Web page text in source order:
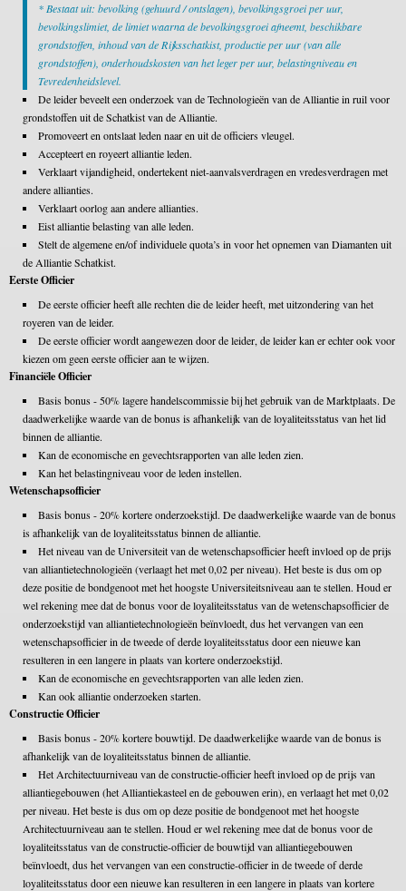
* Bestaat uit: bevolking (gehuurd / ontslagen), bevolkingsgroei per uur,
bevolkingslimiet, de limiet waarna de bevolkingsgroei afneemt, beschikbare
grondstoffen, inhoud van de Rijksschatkist, productie per uur (van alle
grondstoffen), onderhoudskosten van het leger per uur, belastingniveau en
Tevredenheidslevel.
De leider beveelt een onderzoek van de Technologieën van de Alliantie in ruil voor
grondstoffen uit de Schatkist van de Alliantie.
Promoveert en ontslaat leden naar en uit de officiers vleugel.
Accepteert en royeert alliantie leden.
Verklaart vijandigheid, ondertekent niet-aanvalsverdragen en vredesverdragen met
andere allianties.
Verklaart oorlog aan andere allianties.
Eist alliantie belasting van alle leden.
Stelt de algemene en/of individuele quota’s in voor het opnemen van Diamanten uit
de Alliantie Schatkist.
Eerste Officier
De eerste officier heeft alle rechten die de leider heeft, met uitzondering van het
royeren van de leider.
De eerste officier wordt aangewezen door de leider, de leider kan er echter ook voor
kiezen om geen eerste officier aan te wijzen.
Financiële Officier
Basis bonus - 50% lagere handelscommissie bij het gebruik van de Marktplaats. De
daadwerkelijke waarde van de bonus is afhankelijk van de loyaliteitsstatus van het lid
binnen de alliantie.
Kan de economische en gevechtsrapporten van alle leden zien.
Kan het belastingniveau voor de leden instellen.
Wetenschapsofficier
Basis bonus - 20% kortere onderzoekstijd. De daadwerkelijke waarde van de bonus
is afhankelijk van de loyaliteitsstatus binnen de alliantie.
Het niveau van de Universiteit van de wetenschapsofficier heeft invloed op de prijs
van alliantietechnologieën (verlaagt het met 0,02 per niveau). Het beste is dus om op
deze positie de bondgenoot met het hoogste Universiteitsniveau aan te stellen. Houd er
wel rekening mee dat de bonus voor de loyaliteitsstatus van de wetenschapsofficier de
onderzoekstijd van alliantietechnologieën beïnvloedt, dus het vervangen van een
wetenschapsofficier in de tweede of derde loyaliteitsstatus door een nieuwe kan
resulteren in een langere in plaats van kortere onderzoekstijd.
Kan de economische en gevechtsrapporten van alle leden zien.
Kan ook alliantie onderzoeken starten.
Constructie Officier
Basis bonus - 20% kortere bouwtijd. De daadwerkelijke waarde van de bonus is
afhankelijk van de loyaliteitsstatus binnen de alliantie.
Het Architectuurniveau van de constructie-officier heeft invloed op de prijs van
alliantiegebouwen (het Alliantiekasteel en de gebouwen erin), en verlaagt het met 0,02
per niveau. Het beste is dus om op deze positie de bondgenoot met het hoogste
Architectuurniveau aan te stellen. Houd er wel rekening mee dat de bonus voor de
loyaliteitsstatus van de constructie-officier de bouwtijd van alliantiegebouwen
beïnvloedt, dus het vervangen van een constructie-officier in de tweede of derde
loyaliteitsstatus door een nieuwe kan resulteren in een langere in plaats van kortere